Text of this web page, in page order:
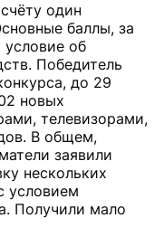
один
баллы, за
об
Победитель
до 29
новых
телевизорами,
В общем,
заявили
нескольких
условием
Получили мало